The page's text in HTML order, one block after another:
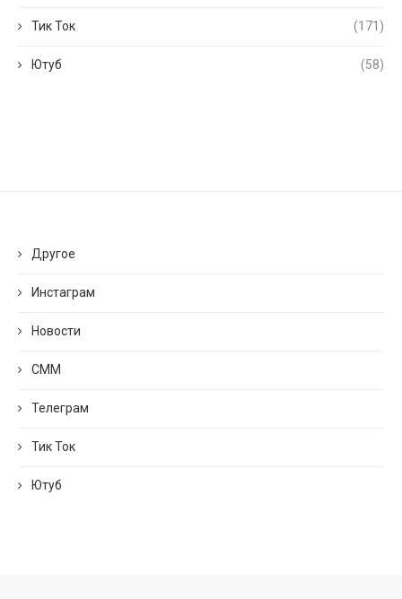
Тик Ток (171)
Ютуб (58)
Другое
Инстаграм
Новости
СММ
Телеграм
Тик Ток
Ютуб